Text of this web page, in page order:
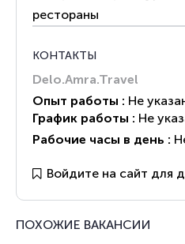
рестораны
КОНТАКТЫ
Delo.Amra.Travel
Опыт работы : Не
График работы : Не
Рабочие часы в день :
Войдите на сайт для
ПОХОЖИЕ ВАКАНСИИ